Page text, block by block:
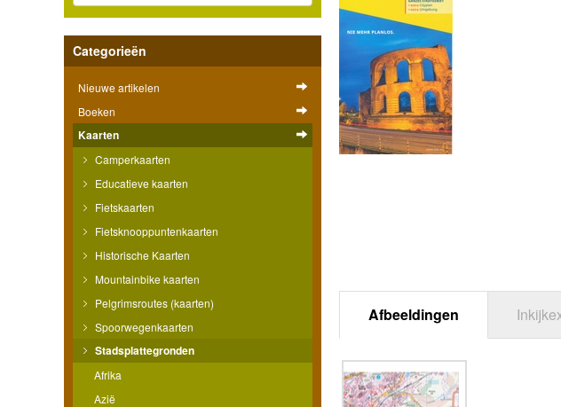
Categorieën
Nieuwe artikelen
Boeken
Kaarten
Camperkaarten
Educatieve kaarten
Fietskaarten
Fietsknooppuntenkaarten
Historische Kaarten
Mountainbike kaarten
Pelgrimsroutes (kaarten)
Spoorwegenkaarten
Stadsplattegronden
Afrika
Azië
Afbeeldingen